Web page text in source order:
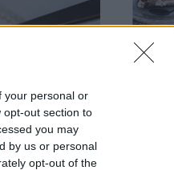
your personal or
opt-out section to
you may
by us or personal
opt-out of the